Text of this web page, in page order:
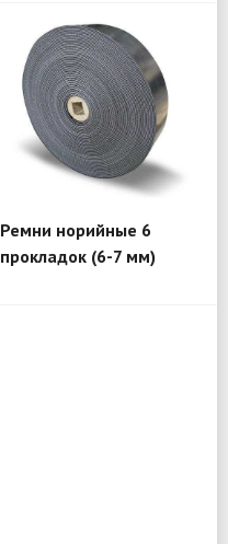
Ремни норийные 6
прокладок (6-7 мм)